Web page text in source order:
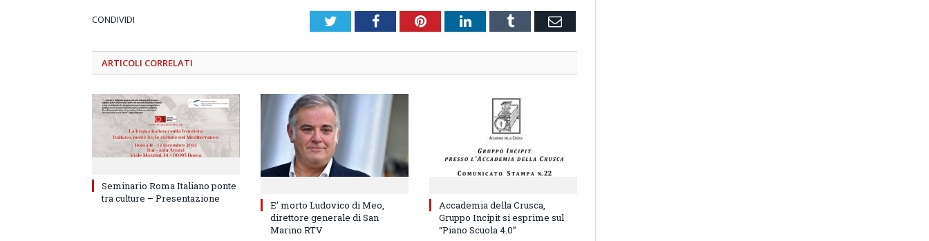
CONDIVIDI TwitterFacebookPinterestLinkedInTumblr Email
ARTICOLI CORRELATI
Seminario Roma Italiano ponte
tra culture – Presentazione
E’ morto Ludovico di Meo,
direttore generale di San
Marino RTV
Accademia della Crusca,
Gruppo Incipit si esprime sul
“Piano Scuola 4.0”